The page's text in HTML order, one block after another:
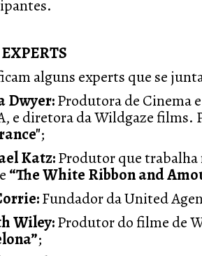
alguns experts que se
Dwyer:Produtora de Cinema
e diretora da Wildgaze films.
;
Katz:Produtor que
“The White Ribbon and
Fundador da United
Wiley:Produtor do filme de
;